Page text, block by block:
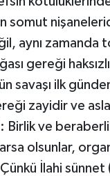
somut
aynı zamanda
gereği
savaşı ilk
zayidir ve
Birlik ve
olsunlar,
İlahi sünnet